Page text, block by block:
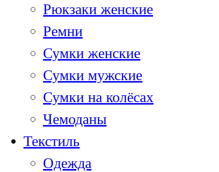
Рюкзаки женские
Ремни
Сумки женские
Сумки мужские
Сумки на колёсах
Чемоданы
Текстиль
Одежда